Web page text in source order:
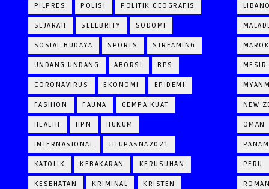
PILPRES POLISI POLITIK GEOGRAFIS
SEJARAH SELEBRITY SODOMI
SOSIAL BUDAYA SPORTS STREAMING
UNDANG UNDANG ABORSI BPS
CORONAVIRUS EKONOMI EPIDEMI
FASHION FAUNA GEMPA KUAT
HEALTH HPN HUKUM
INTERNASIONAL JITUPASNA2021
KATOLIK KEBAKARAN KERUSUHAN
KESEHATAN KRIMINAL KRISTEN
MESIR
NEW
OMAN
PERU